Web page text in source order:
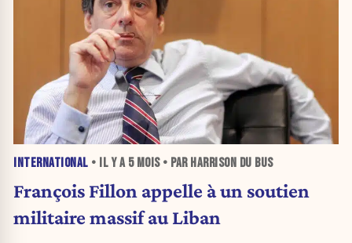
INTERNATIONAL • IL Y A 5 MOIS• PAR HARRISON DU BUS
François Fillon appelle à un soutien
militaire massif au Liban